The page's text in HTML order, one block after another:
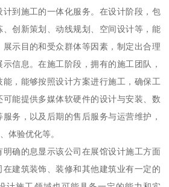
到施工的一体化服务。在设计阶段，包
创新策划、动线规划、空间设计等，能
示目的和受众群体等因素，制定出合理
信息。在施工阶段，拥有的施工团队，
，能够按照设计方案进行施工，确保工
能提供多媒体软硬件的设计与安装、数
务，以及后期的售后服务与运营维护，
体验优化等。
确的息显示该公司在展馆设计施工方面
建筑装饰、装修和其他建筑业有一定的